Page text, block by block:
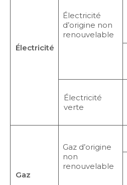
Électricité
Électricité
d’origine non
renouvelable
Électricité
verte
Gaz
Gaz d’origine
non
renouvelable